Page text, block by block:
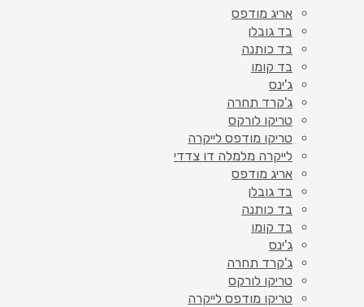
אריג מודפס
בד גובלן
בד כותנה
בד קומו
ג'ינס
ג'קרד תחרה
טריקו לורקס
טריקו מודפס לייקרה
לייקרה מלמלה דו צדדי
אריג מודפס
בד גובלן
בד כותנה
בד קומו
ג'ינס
ג'קרד תחרה
טריקו לורקס
טריקו מודפס לייקרה